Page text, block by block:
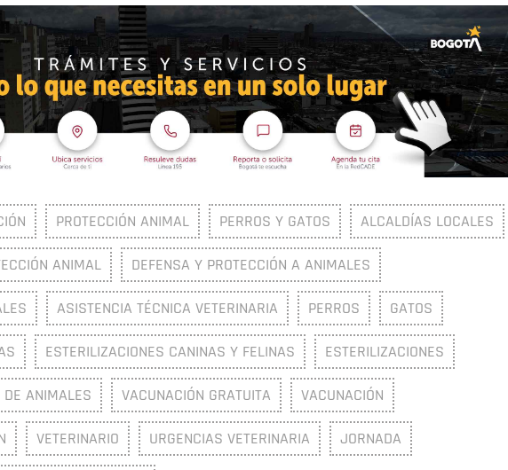
PROTECCIÓN ANIMAL PERROS Y GATOS ALCALDÍAS LOCALES
ANIMAL DEFENSA Y PROTECCIÓN A ANIMALES
ASISTENCIA TÉCNICA VETERINARIA PERROS GATOS
ESTERILIZACIONES CANINAS Y FELINAS ESTERILIZACIONES
DE ANIMALES VACUNACIÓN GRATUITA VACUNACIÓN
VETERINARIO URGENCIAS VETERINARIA JORNADA